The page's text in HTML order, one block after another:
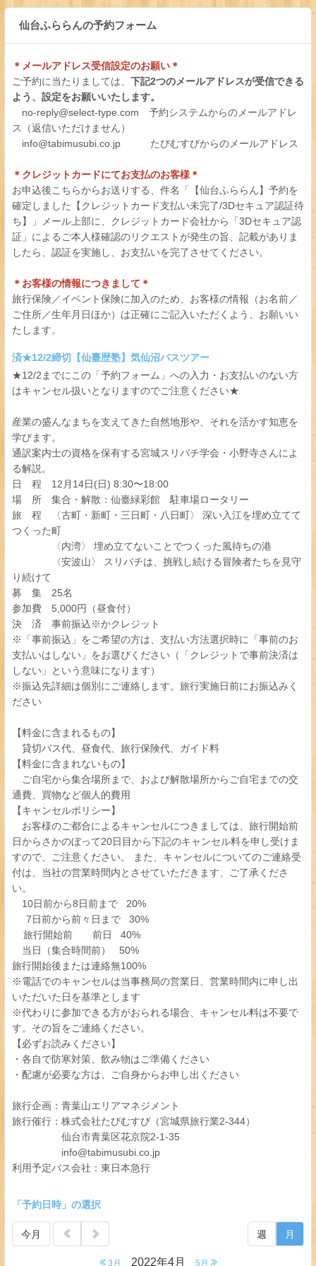
仙台ふららんの予約フォーム
＊メールアドレス受信設定のお願い＊
ご予約に当たりましては、 下記2つのメールアドレスが受信できる
よう、設定をお願いいたします。
no-reply@select-type.com 予約システムからのメールアドレ
ス（返信いただけません）
info@tabimusubi.co.jp たびむすびからのメールアドレス
＊クレジットカードにてお支払のお客様＊
お申込後こちらからお送りする、件名「【仙台ふららん】予約を
確定しました【クレジットカード支払い未完了/3Dセキュア認証待
ち】」メール上部に、クレジットカード会社から「3Dセキュア認
証」によるご本人様確認のリクエストが発生の旨、記載がありま
したら、認証を実施し、お支払いを完了させてください。
＊お客様の情報につきまして＊
旅行保険／イベント保険に加入のため、お客様の情報（お名前／
ご住所／生年月日ほか）は正確にご記入いただくよう、お願いい
たします。
済★12/2締切【仙臺歴塾】気仙沼バスツアー
★12/2までにこの「予約フォーム」への入力・お支払いのない方
はキャンセル扱いとなりますのでご注意ください★
産業の盛んなまちを支えてきた自然地形や、それを活かす知恵を
学びます。
通訳案内士の資格を保有する宮城スリバチ学会・小野寺さんによ
る解説。
日 程 12月14日(日) 8:30〜18:00
場 所 集合・解散：仙臺緑彩館 駐車場ロータリー
旅 程 〈古町・新町・三日町・八日町〉 深い入江を埋め立てて
つくった町
〈内湾〉 埋め立てないことでつくった風待ちの港
〈安波山〉 スリバチは、挑戦し続ける冒険者たちを見守
り続けて
募 集 25名
参加費 5,000円（昼食付）
決 済 事前振込※かクレジット
※「事前振込」をご希望の方は、支払い方法選択時に「事前のお
支払いはしない」をお選びください（「クレジットで事前決済は
しない」という意味になります）
※振込先詳細は個別にご連絡します。旅行実施日前にお振込みく
ださい
【料金に含まれるもの】
貸切バス代、昼食代、旅行保険代、ガイド料
【料金に含まれないもの】
ご自宅から集合場所まで、および解散場所からご自宅までの交
通費、買物など個人的費用
【キャンセルポリシー】
お客様のご都合によるキャンセルにつきましては、旅行開始前
日からさかのぼって20日目から下記のキャンセル料を申し受けま
すので、ご注意ください。 また、キャンセルについてのご連絡受
付は、当社の営業時間内とさせていただきます、ご了承くださ
い。
10日前から8日前まで 20%
7日前から前々日まで 30%
旅行開始前 前日 40%
当日（集合時間前） 50%
旅行開始後または連絡無100%
※電話でのキャンセルは当事務局の営業日、営業時間内に申し出
いただいた日を基準とします
※代わりに参加できる方がおられる場合、キャンセル料は不要で
す。その旨をご連絡ください。
【必ずお読みください】
・各自で防寒対策、飲み物はご準備ください
・配慮が必要な方は、ご自身からお申し出ください
旅行企画：青葉山エリアマネジメント
旅行催行：株式会社たびむすび（宮城県旅行業2-344）
仙台市青葉区花京院2-1-35
info@tabimusubi.co.jp
利用予定バス会社：東日本急行
「予約日時」の選択
今月
3月 2022年4月 5月
週 月